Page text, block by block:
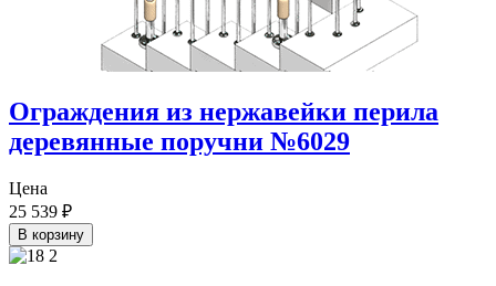
Ограждения из нержавейки перила
деревянные поручни №6029
Цена
25 539 ₽
В корзину